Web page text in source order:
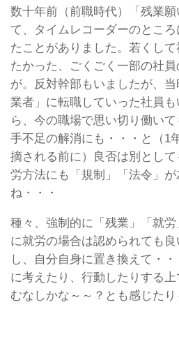
数十年前（前職時代）「残業
て、タイムレコーダーのとこ
たことがありました。若くし
たかった、ごくごく一部の社
が。反対幹部もいましたが、
業者」に転職していった社員
ら、今の職場で思い切り働い
手不足の解消にも・・・と（1
摘される前に）良否は別とし
労方法にも「規制」「法令」
ね・・・
種々、強制的に「残業」「就
に就労の場合は認められても
し、自分自身に置き換えて・
に考えたり、行動したりする
むなしかな～～？とも感じたり